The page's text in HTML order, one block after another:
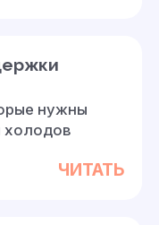
нужны
холодов
ЧИТАТЬ